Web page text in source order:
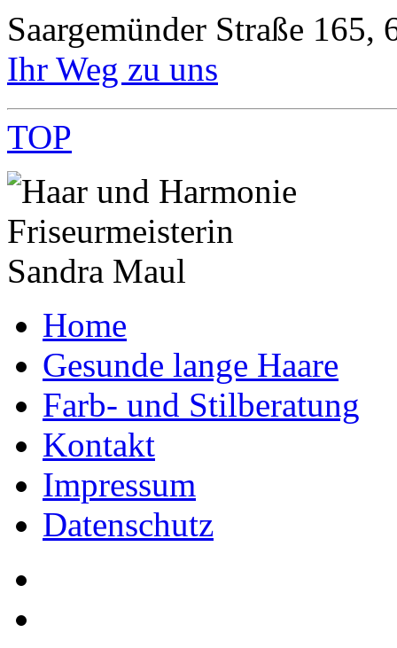
Saargemünder Straße
Ihr Weg zu uns
TOP
Home
Gesunde lange Haare
Farb- und Stilberatung
Kontakt
Impressum
Datenschutz